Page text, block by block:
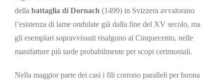
della battaglia di Dornach (1499) in Svizzera avvalorano
l’esistenza di lame ondulate già dalla fine del XV secolo, ma
gli esemplari sopravvissuti risalgono al Cinquecento, nelle
manifatture più tarde probabilmente per scopi cerimoniali.
Nella maggior parte dei casi i fili corrono paralleli per buona